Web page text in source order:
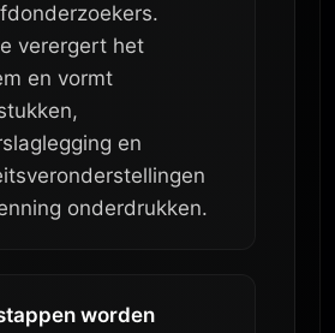
verergert het
en vormt
en
onderdrukken.
worden